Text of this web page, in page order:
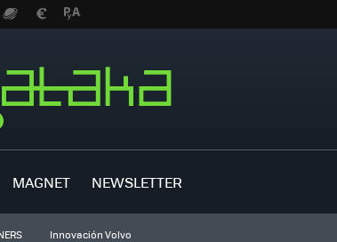
MAGNET NEWSLETTER
Innovación Volvo